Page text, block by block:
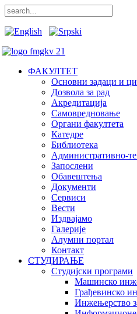
ФАКУЛТЕТ
Основни задаци и
Дозвола за рад
Акредитација
Самовредновање
Органи факултета
Катедре
Библиотека
Административно-
Запослени
Обавештења
Документи
Сервиси
Вести
Издвајамо
Галерије
Алумни портал
Контакт
СТУДИРАЊЕ
Студијски програми
Машинско
Грађевинско
Инжењерство